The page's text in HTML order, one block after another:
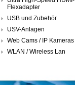
Flexadapter
USB und Zubehör
USV-Anlagen
Web Cams / IP Kameras
WLAN / Wireless Lan